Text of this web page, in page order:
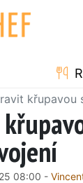
křupavou
08:00 -